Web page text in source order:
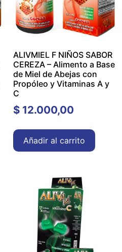
ALIVMIEL F NIÑOS SABOR
CEREZA – Alimento a Base
de Miel de Abejas con
Propóleo y Vitaminas A y
C
$12.000,00
Añadir al carrito